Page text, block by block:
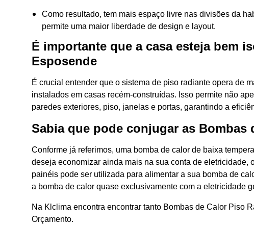
Como resultado, tem mais espaço livre nas divisões da
permite uma maior liberdade de design e layout.
É importante que a casa esteja bem
Esposende
É crucial entender que o sistema de piso radiante opera de
instalados em casas recém-construídas. Isso permite não
paredes exteriores, piso, janelas e portas, garantindo a
Sabia que pode conjugar as Bombas
Conforme já referimos, uma bomba de calor de baixa
deseja economizar ainda mais na sua conta de eletricidade,
painéis pode ser utilizada para alimentar a sua bomba de
a bomba de calor quase exclusivamente com a eletricidade
Na Klclima encontra encontrar tanto Bombas de Calor Piso
Orçamento.